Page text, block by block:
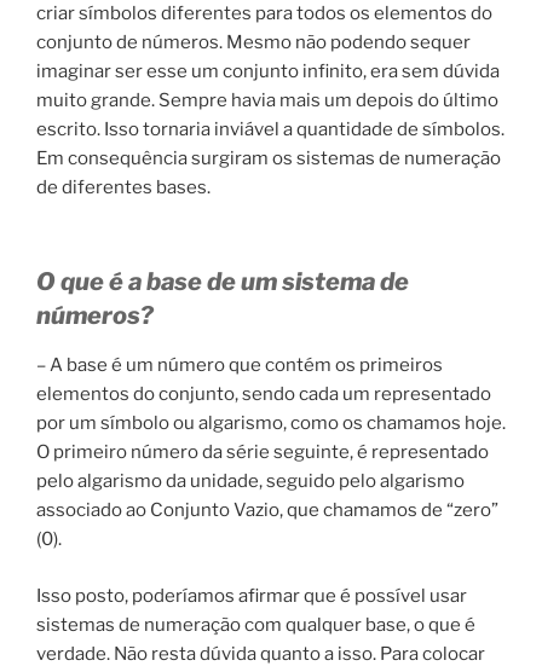
criar símbolos diferentes para todos os elementos do
conjunto de números. Mesmo não podendo sequer
imaginar ser esse um conjunto infinito, era sem dúvida
muito grande. Sempre havia mais um depois do último
escrito. Isso tornaria inviável a quantidade de símbolos.
Em consequência surgiram os sistemas de numeração
de diferentes bases.
O que é a base de um sistema de
números?
– A base é um número que contém os primeiros
elementos do conjunto, sendo cada um representado
por um símbolo ou algarismo, como os chamamos hoje.
O primeiro número da série seguinte, é representado
pelo algarismo da unidade, seguido pelo algarismo
associado ao Conjunto Vazio, que chamamos de “zero”
(0).
Isso posto, poderíamos afirmar que é possível usar
sistemas de numeração com qualquer base, o que é
verdade. Não resta dúvida quanto a isso. Para colocar